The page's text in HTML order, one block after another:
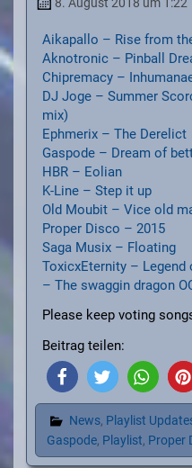
8. August 2018 um 1:22
Aikapallo – Rise from
Aknotronic – Pinball
Chipremacy –
DJ Joge – Summer
mix)
Ephmerix – The Derelict
Gaspode – Dream of
HBR – Eolian
K-Line – Step it up
Old Moubit – Vice old
Proper Disco – 2015
Saga Musix – Floating
ToxicxEternity – Legend
– The swaggin dragon
Please keep voting
Beitrag teilen:
News, Playlist
Gaspode, Playlist, Proper